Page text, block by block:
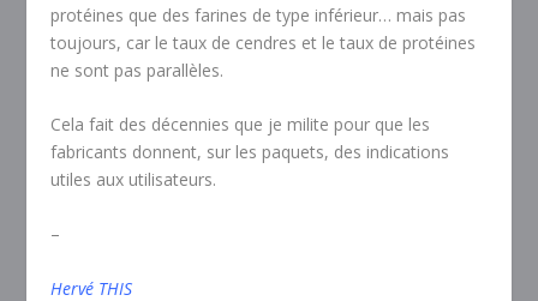
protéines que des farines de type inférieur… mais pas
toujours, car le taux de cendres et le taux de protéines
ne sont pas parallèles.
Cela fait des décennies que je milite pour que les
fabricants donnent, sur les paquets, des indications
utiles aux utilisateurs.
–
Hervé THIS